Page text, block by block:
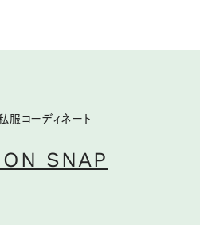
服コーディネート
SNAP